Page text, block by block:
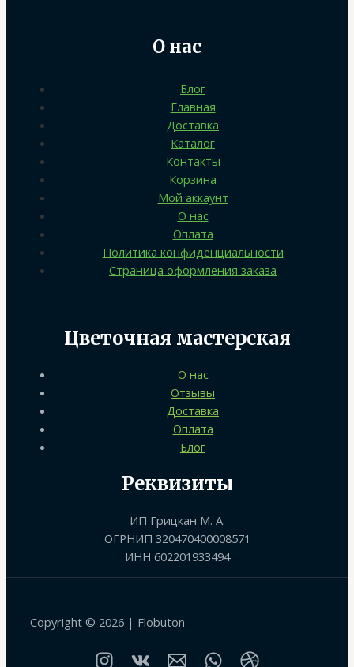
О нас
Блог
Главная
Доставка
Каталог
Контакты
Корзина
Мой аккаунт
О нас
Оплата
Политика конфиденциальности
Страница оформления заказа
Цветочная мастерская
О нас
Отзывы
Доставка
Оплата
Блог
Реквизиты
ИП Грицкан М. А.
ОГРНИП 320470400008571
ИНН 602201933494
Copyright © 2026 | Flobuton